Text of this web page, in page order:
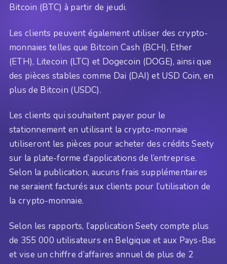
Bitcoin (BTC) à partir de jeudi.
Les clients peuvent également utiliser des crypto-
monnaies telles que Bitcoin Cash (BCH), Ether
(ETH), Litecoin (LTC) et Dogecoin (DOGE), ainsi que
des pièces stables comme Dai (DAI) et USD Coin, en
plus de Bitcoin (USDC).
Les clients qui souhaitent payer pour le
stationnement en utilisant la crypto-monnaie
utiliseront les pièces pour acheter des crédits Seety
sur la plate-forme d’applications de l’entreprise.
Selon la publication, aucuns frais supplémentaires
ne seraient facturés aux clients pour l’utilisation de
la crypto-monnaie.
Selon les rapports, l’application Seety compte plus
de 355 000 utilisateurs en Belgique et aux Pays-Bas
et vise un chiffre d’affaires annuel de plus de 2